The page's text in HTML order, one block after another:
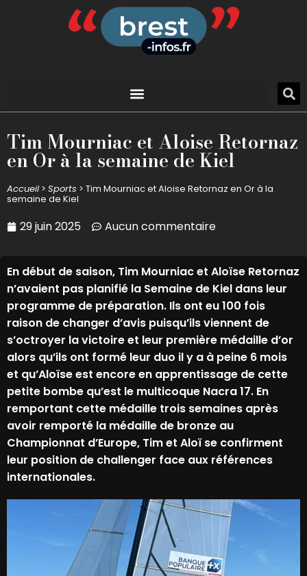
Tim Mourniac et Aloise Retornaz
en Or à la semaine de Kiel
Accueil> Sports > Tim Mourniac et Aloise Retornaz en Or à la
semaine de Kiel
29 juin 2025 Aucun commentaire
En début de saison, Tim Mourniac et Aloïse Retornaz
n’avaient pas planifié la Semaine de Kiel dans leur
programme de préparation. Ils ont eu 100 fois
raison de changer d’avis puisqu’ils viennent de
s’octroyer la victoire et leur première médaille d’or
alors qu’ils ont formé leur duo il y a à peine 6 mois
et qu’Aloïse est encore en apprentissage de cette
petite bombe qu’est le multicoque Nacra 17. En
remportant cette médaille trois semaines après
avoir remporté la médaille de bronze au
Championnat d’Europe, Tim et Aloï se confirment
leur position de challenger face aux références
internationales.